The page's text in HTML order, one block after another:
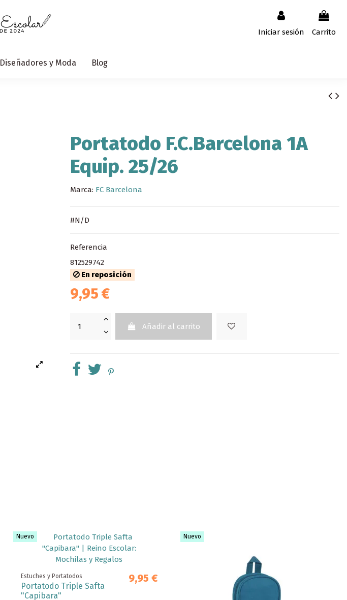
Iniciar sesión Carrito
Diseñadores y Moda Blog
Portatodo F.C.Barcelona 1A
Equip. 25/26
Marca: FC Barcelona
#N/D
Referencia
812529742
En reposición
9,95 €
Añadir al carrito
Nuevo
Estuches y Portatodos
Portatodo Triple Safta
"Capibara"
9,95 €
Nuevo